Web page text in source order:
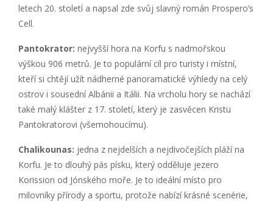
letech 20. století a napsal zde svůj slavný román Prospero’s
Cell.
Pantokrator: nejvyšší hora na Korfu s nadmořskou
výškou 906 metrů. Je to populární cíl pro turisty i místní,
kteří si chtějí užít nádherné panoramatické výhledy na celý
ostrov i sousední Albánii a Itálii. Na vrcholu hory se nachází
také malý klášter z 17. století, který je zasvěcen Kristu
Pantokratorovi (všemohoucímu).
Chalikounas: jedna z nejdelších a nejdivočejších pláží na
Korfu. Je to dlouhý pás písku, který odděluje jezero
Korission od Jónského moře. Je to ideální místo pro
milovníky přírody a sportu, protože nabízí krásné scenérie,